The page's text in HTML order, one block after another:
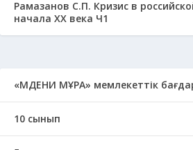
Рамазанов С.П. Кризис в
начала ХХ века Ч1
«МӘДЕНИ МҰРА» мемлекеттік
10 сынып